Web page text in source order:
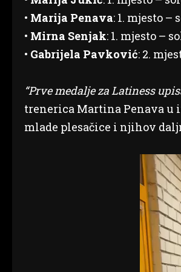
• Marija Penava: 1. mjesto
• Mirna Senjak: 1. mjesto –
• Gabrijela Pavković: 2.
“Prve medalje za Latiness
trenerica Martina Penava u
mlade plesačice i njihov